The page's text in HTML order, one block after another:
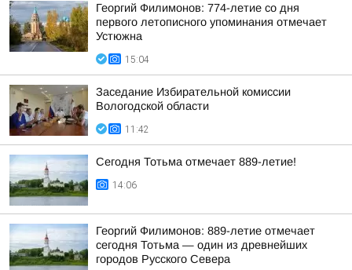
Георгий Филимонов: 774-летие со дня
первого летописного упоминания отмечает
Устюжна
15:04
Заседание Избирательной комиссии
Вологодской области
11:42
Сегодня Тотьма отмечает 889-летие!
14:06
Георгий Филимонов: 889-летие отмечает
сегодня Тотьма — один из древнейших
городов Русского Севера